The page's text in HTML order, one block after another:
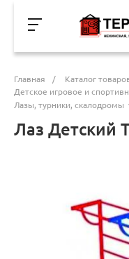
Главная / Каталог
Детское игровое и
Лазы, турники, скалодромы
Лаз Детский